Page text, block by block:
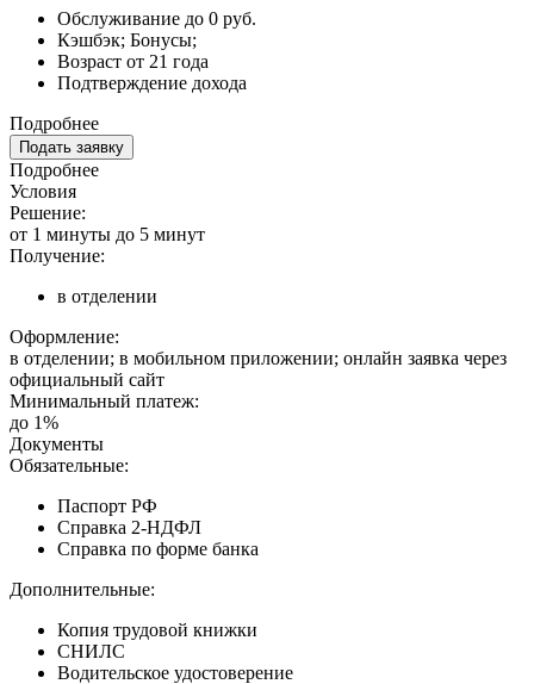
Обслуживание до 0 руб.
Кэшбэк; Бонусы;
Возраст от 21 года
Подтверждение дохода
Подробнее
Подать заявку
Подробнее
Условия
Решение:
от 1 минуты до 5 минут
Получение:
в отделении
Оформление:
в отделении; в мобильном приложении; онлайн заявка через
официальный сайт
Минимальный платеж:
до 1%
Документы
Обязательные:
Паспорт РФ
Справка 2-НДФЛ
Справка по форме банка
Дополнительные:
Копия трудовой книжки
СНИЛС
Водительское удостоверение